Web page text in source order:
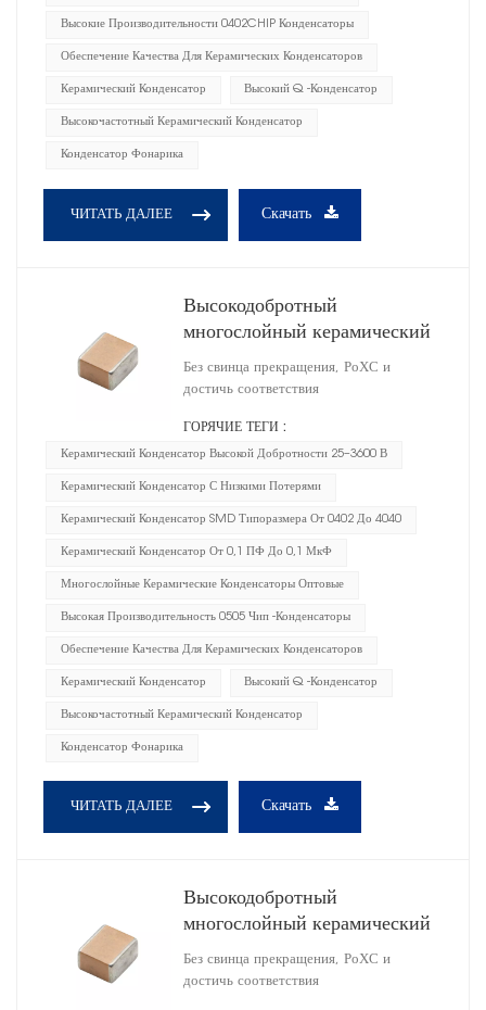
Высокие Производительности 0402CHIP Конденсаторы
Обеспечение Качества Для Керамических Конденсаторов
Керамический Конденсатор Высокий Q -конденсатор
Высокочастотный Керамический Конденсатор
Конденсатор Фонарика
ЧИТАТЬ ДАЛЕЕ Скачать
Высокодобротный
многослойный керамический
конденсатор 0505
Без свинца прекращения, РоХС и
достичь соответствия
ГОРЯЧИЕ ТЕГИ :
Керамический Конденсатор Высокой Добротности 25–3600 В
Керамический Конденсатор С Низкими Потерями
Керамический Конденсатор SMD Типоразмера От 0402 До 4040
Керамический Конденсатор От 0,1 ПФ До 0,1 МкФ
Многослойные Керамические Конденсаторы Оптовые
Высокая Производительность 0505 Чип -конденсаторы
Обеспечение Качества Для Керамических Конденсаторов
Керамический Конденсатор Высокий Q -конденсатор
Высокочастотный Керамический Конденсатор
Конденсатор Фонарика
ЧИТАТЬ ДАЛЕЕ Скачать
Высокодобротный
многослойный керамический
конденсатор 0603
Без свинца прекращения, РоХС и
достичь соответствия